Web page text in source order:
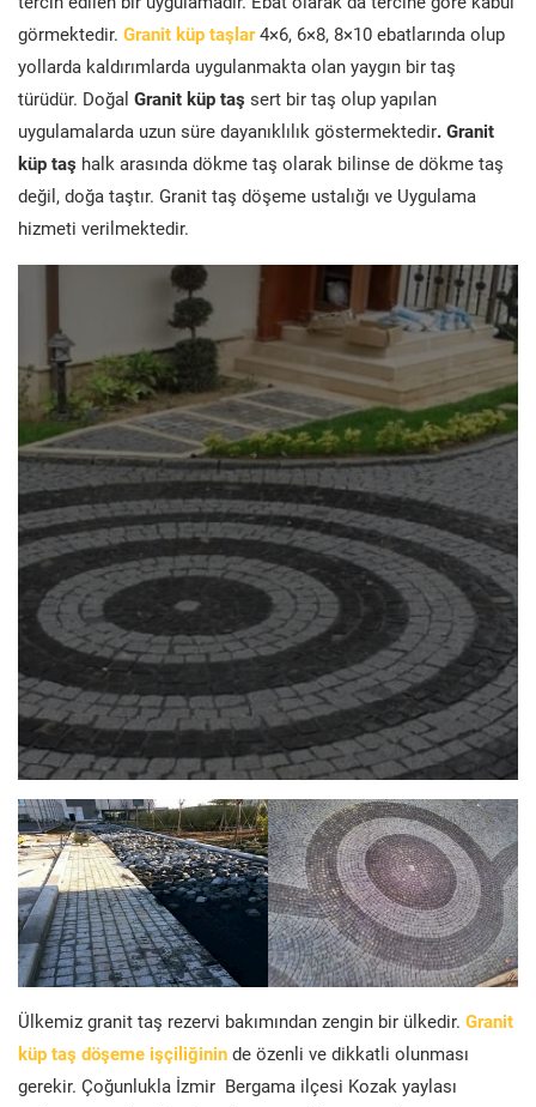
görmektedir. Granit küp taşlar 4×6, 6×8, 8×10 ebatlarında olup
yollarda kaldırımlarda uygulanmakta olan yaygın bir taş
türüdür. Doğal Granit küp taş sert bir taş olup yapılan
uygulamalarda uzun süre dayanıklılık göstermektedir. Granit
küp taş halk arasında dökme taş olarak bilinse de dökme taş
değil, doğa taştır. Granit taş döşeme ustalığı ve Uygulama
hizmeti verilmektedir.
Ülkemiz granit taş rezervi bakımından zengin bir ülkedir. Granit
küp taş döşeme işçiliğinin de özenli ve dikkatli olunması
gerekir. Çoğunlukla İzmir Bergama ilçesi Kozak yaylası